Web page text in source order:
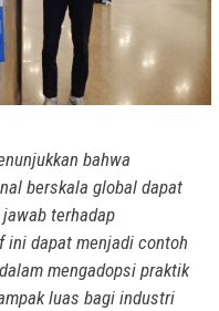
bahwa
berskala global dapat
terhadap
ini dapat menjadi contoh
mengadopsi praktik
luas bagi industri